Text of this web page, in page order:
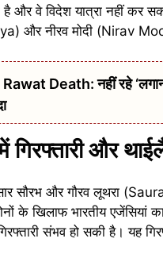
है और वे विदेश यात्रा नहीं कर
और नीरव मोदी (Nirav
Death: नहीं रहे
गिरफ्तारी और
सौरभ और गौरव लूथरा
के खिलाफ भारतीय एजेंसियां
संभव हो सकी है। यह